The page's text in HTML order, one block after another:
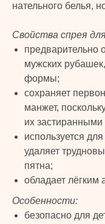
нательного белья,
Свойства спрея
предварительно
мужских
формы;
сохраняет
манжет,
их
используется
удаляет
пятна;
обладает лёгким
Особенности:
безопасно для